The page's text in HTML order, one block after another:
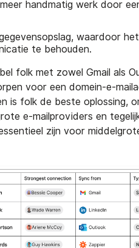
meer handmatig werk door
waardoor
te behouden.
folk met zowel Gmail als
voor een domein-e-
is folk de beste oplossing,
e-mailproviders en
zijn voor